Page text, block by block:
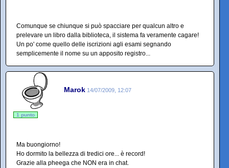
Comunque se chiunque si può spacciare per qualcun altro e
prelevare un libro dalla biblioteca, il sistema fa veramente cagare!
Un po' come quello delle iscrizioni agli esami segnando
semplicemente il nome su un apposito registro...
Marok 14/07/2009, 12:07
1 punto
Ma buongiorno!
Ho dormito la bellezza di tredici ore... è record!
Grazie alla pheega che NON era in chat.